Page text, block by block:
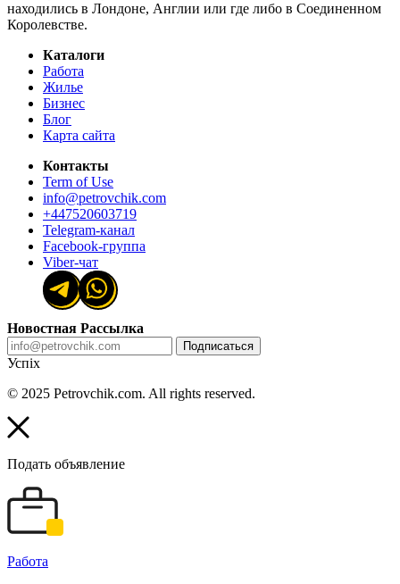
находились в Лондоне, Англии или где либо в Соединенном
Королевстве.
Каталоги
Работа
Жилье
Бизнес
Блог
Карта сайта
Контакты
Term of Use
info@petrovchik.com
+447520603719
Telegram-канал
Facebook-группа
Viber-чат
Новостная Рассылка
Подписаться
Успіх
© 2025 Petrovchik.com. All rights reserved.
Подать объявление
Работа